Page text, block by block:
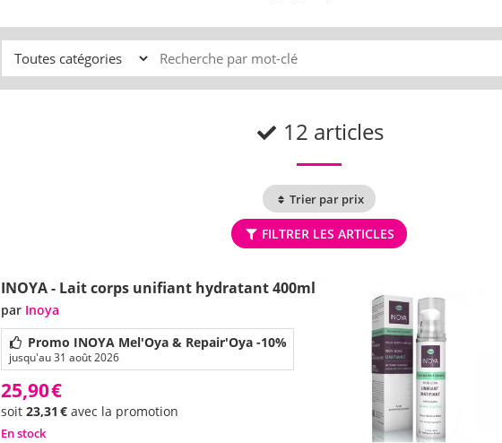
12 articles
Trier par prix
FILTRER LES ARTICLES
INOYA - Lait corps unifiant hydratant 400ml
par Inoya
Promo INOYA Mel'Oya & Repair'Oya -10%
jusqu'au 31 août 2026
25,90€
soit 23,31 € avec la promotion
En stock